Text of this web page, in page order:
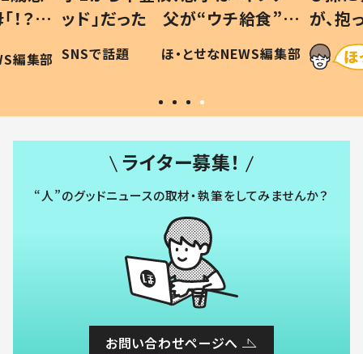
？」
編集部
ッド」だった 父が“ウチ給食”を
作り続ける理由とは #令和の親
#令和の子
SNSで話題 ほ・とせなNEWS編集部
が、
「涙が
い」
ライター募集！
“人”のグッドニュースの取材・執筆をしてみませんか？
お問い合わせページへ